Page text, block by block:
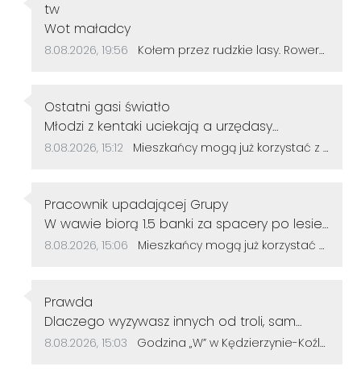
Autor komentarza:
tw
Treść komentarza:
Wot maładcy
Data dodania komentarza:
8.08.2026, 19:56 Źródło komentarza:
Kołem przez rudzkie lasy. Rowerzyści z Kędzierzyna-Koźla pokonali 50 kilometrów
Autor komentarza:
Ostatni gasi światło
Treść komentarza:
Młodzi z kentaki uciekają a urzędasy
otwierają alejki nic nieznaczące dla rozwoju
Data dodania komentarza:
8.08.2026, 15:12 Źródło komentarza:
Mieszkańcy mogą już korzystać z powiększonego parku w Śródmieściu. Są nowe alejki i ławki
Autor komentarza:
Pracownik upadającej Grupy
Treść komentarza:
W wawie biorą 1.5 banki za spacery po lesie
u nas ile
Data dodania komentarza:
8.08.2026, 15:06 Źródło komentarza:
Mieszkańcy mogą już korzystać z powiększonego parku w Śródmieściu. Są nowe alejki i ławki
Autor komentarza:
Prawda
Treść komentarza:
Dlaczego wyzywasz innych od troli, sam
jesteś tępy. Życzę więcej rozumu.
Data dodania komentarza:
8.08.2026, 15:03 Źródło komentarza:
Godzina „W” w Kędzierzynie-Koźlu. Mieszkańcy uczcili pamięć powstańców warszawskich